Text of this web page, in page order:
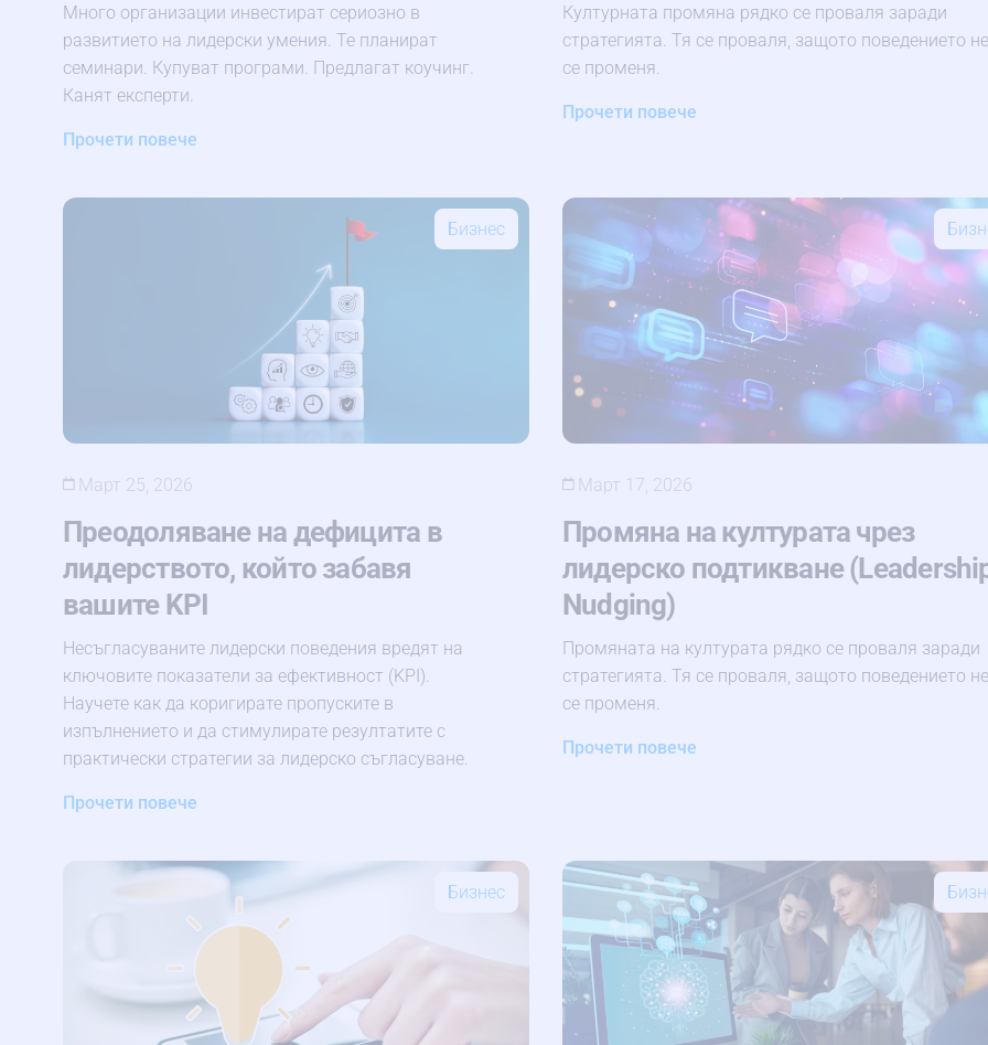
Много организации инвестират сериозно в
развитието на лидерски умения. Те планират
семинари. Купуват програми. Предлагат коучинг.
Канят експерти.
Прочети повече
Културната промяна рядко се проваля заради
стратегията. Тя се проваля, защото поведението не
се променя.
Прочети повече
Бизнес
Март 25, 2026
Преодоляване на дефицита в
лидерството, който забавя
вашите KPI
Несъгласуваните лидерски поведения вредят на
ключовите показатели за ефективност (KPI).
Научете как да коригирате пропуските в
изпълнението и да стимулирате резултатите с
практически стратегии за лидерско съгласуване.
Прочети повече
Март 17, 2026
Промяна на културата чрез
лидерско подтикване
Nudging)
Промяната на културата рядко се проваля заради
стратегията. Тя се проваля, защото поведението не
се променя.
Прочети повече
Бизнес